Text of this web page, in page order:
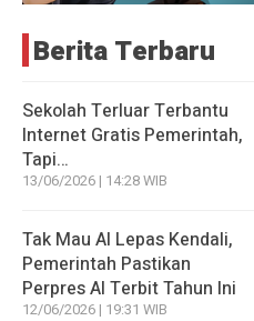
Berita Terbaru
Sekolah Terluar Terbantu
Internet Gratis Pemerintah,
Tapi…
13/06/2026 | 14:28 WIB
Tak Mau AI Lepas Kendali,
Pemerintah Pastikan
Perpres AI Terbit Tahun Ini
12/06/2026 | 19:31 WIB